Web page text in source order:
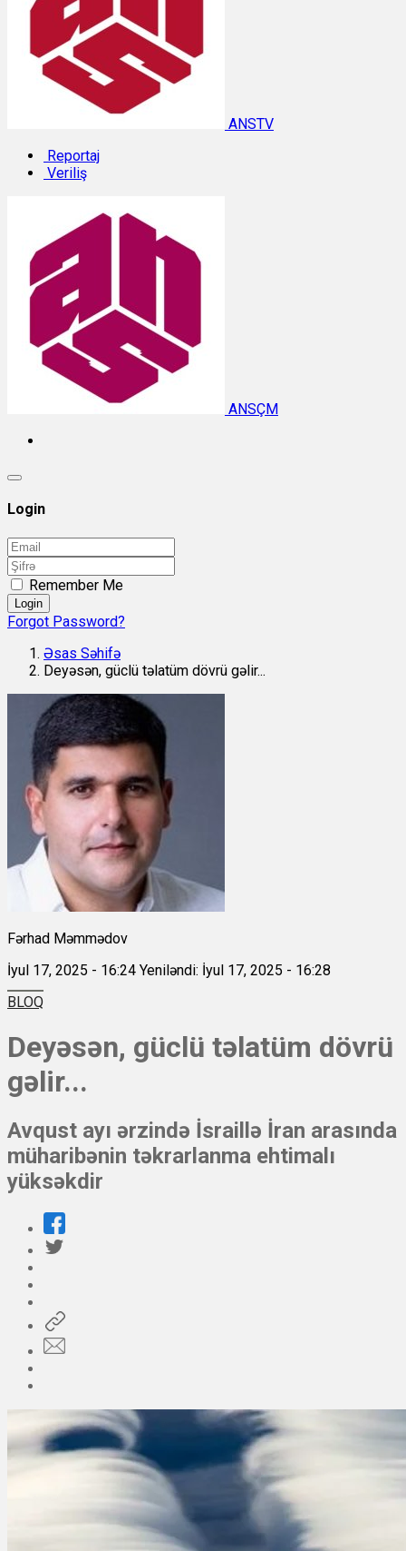
ANSTV
Reportaj
Veriliş
ANSÇM
Login
Remember Me
Login
Forgot Password?
Əsas Səhifə
Deyəsən, güclü təlatüm dövrü gəlir...
Fərhad Məmmədov
İyul 17, 2025 - 16:24 Yeniləndi: İyul 17, 2025 - 16:28
BLOQ
Deyəsən, güclü təlatüm dövrü
gəlir...
Avqust ayı ərzində İsraillə İran arasında
müharibənin təkrarlanma ehtimalı
yüksəkdir